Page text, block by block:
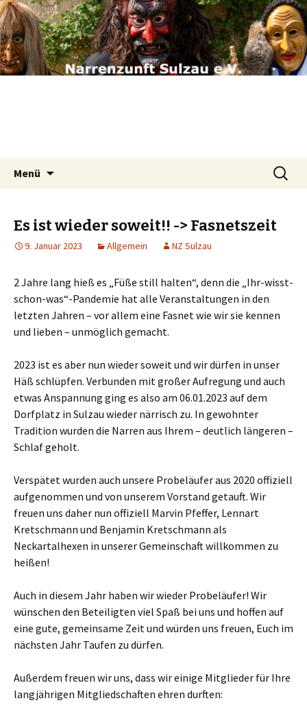
Narrenzunft Sulzau e.V.
Menü
Suchen
nach:
Es ist wieder soweit!! -> Fasnetszeit
9. Januar 2023 Allgemein NZ Sulzau
2 Jahre lang hieß es „Füße still halten“, denn die „Ihr-wisst-
schon-was“-Pandemie hat alle Veranstaltungen in den
letzten Jahren – vor allem eine Fasnet wie wir sie kennen
und lieben – unmöglich gemacht.
2023 ist es aber nun wieder soweit und wir dürfen in unser
Häß schlüpfen. Verbunden mit großer Aufregung und auch
etwas Anspannung ging es also am 06.01.2023 auf dem
Dorfplatz in Sulzau wieder närrisch zu. In gewohnter
Tradition wurden die Narren aus Ihrem – deutlich längeren –
Schlaf geholt.
Verspätet wurden auch unsere Probeläufer aus 2020 offiziell
aufgenommen und von unserem Vorstand getauft. Wir
freuen uns daher nun offiziell Marvin Pfeffer, Lennart
Kretschmann und Benjamin Kretschmann als
Neckartalhexen in unserer Gemeinschaft willkommen zu
heißen!
Auch in diesem Jahr haben wir wieder Probeläufer! Wir
wünschen den Beteiligten viel Spaß bei uns und hoffen auf
eine gute, gemeinsame Zeit und würden uns freuen, Euch im
nächsten Jahr Taufen zu dürfen.
Außerdem freuen wir uns, dass wir einige Mitglieder für Ihre
langjährigen Mitgliedschaften ehren durften: